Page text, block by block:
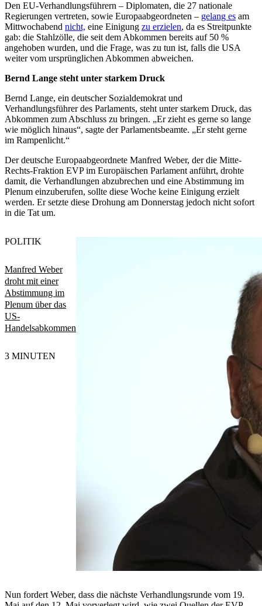
Den EU-Verhandlungsführern – Diplomaten, die 27 nationale
Regierungen vertreten, sowie Europaabgeordneten – gelang es am
Mittwochabend nicht, eine Einigung zu erzielen, da es Streitpunkte
gab: die Stahlzölle, die seit dem Abkommen bereits auf 50 %
angehoben wurden, und die Frage, was zu tun ist, falls die USA
weiter vom ursprünglichen Abkommen abweichen.
Bernd Lange steht unter starkem Druck
Bernd Lange, ein deutscher Sozialdemokrat und
Verhandlungsführer des Parlaments, steht unter starkem Druck, das
Abkommen zum Abschluss zu bringen. „Er zieht es gerne so lange
wie möglich hinaus“, sagte der Parlamentsbeamte. „Er steht gerne
im Rampenlicht.“
Der deutsche Europaabgeordnete Manfred Weber, der die Mitte-
Rechts-Fraktion EVP im Europäischen Parlament anführt, drohte
damit, die Verhandlungen abzubrechen und eine Abstimmung im
Plenum einzuberufen, sollte diese Woche keine Einigung erzielt
werden. Er setzte diese Drohung am Donnerstag jedoch nicht sofort
in die Tat um.
Manfred Weber
droht mit einer
Abstimmung im
Plenum über das
US-
Handelsabkommen
POLITIK
3 MINUTEN
Nun fordert Weber, dass die nächste Verhandlungsrunde vom 19.